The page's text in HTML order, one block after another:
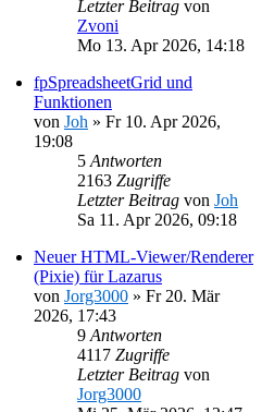
Letzter Beitrag von
Zvoni
Mo 13. Apr 2026, 14:18
fpSpreadsheetGrid und
Funktionen
von Joh » Fr 10. Apr 2026,
19:08
5 Antworten
2163 Zugriffe
Letzter Beitrag von Joh
Sa 11. Apr 2026, 09:18
Neuer HTML-Viewer/Renderer
(Pixie) für Lazarus
von Jorg3000 » Fr 20. Mär
2026, 17:43
9 Antworten
4117 Zugriffe
Letzter Beitrag von
Jorg3000